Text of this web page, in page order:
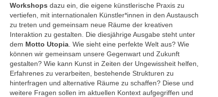
Workshops dazu ein, die eigene künstlerische Praxis zu
vertiefen, mit internationalen Künstler*innen in den Austausch
zu treten und gemeinsam neue Räume der kreativen
Interaktion zu gestalten. Die diesjährige Ausgabe steht unter
dem Motto Utopia . Wie sieht eine perfekte Welt aus? Wie
können wir gemeinsam unsere Gegenwart und Zukunft
gestalten? Wie kann Kunst in Zeiten der Ungewissheit helfen,
Erfahrenes zu verarbeiten, bestehende Strukturen zu
hinterfragen und alternative Räume zu schaffen? Diese und
weitere Fragen sollen im aktuellen Kontext aufgegriffen und